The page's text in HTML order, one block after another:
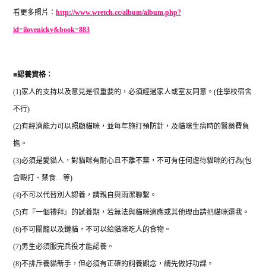
看更多照片： http://www.wretch.cc/album/album.php?
id=ilovenicky&book=883
■認養資格：
(1)家人的支持以及意見是很重要的，必須經過家人或室友同意。 (住學校宿舍
不行)
(2)有經濟能力可以照顧貓咪，並每年施打預防針，及貓咪生病時的醫藥費負
擔。
(3)必須是愛貓人，對貓咪有耐心且不離不棄，不可有任何虐待貓咪的行為(包
含毆打、禁食…等)
(4)不可以代替別人認養，請親自與雨潔聯繫。
(5)有『一個禮拜』的試養期，若無法與貓咪適應或其他理由請把貓咪還我。
(6)不可關籠以及鏈貓，不可以給貓咪吃人的食物。
(7)男生必須服完兵役才能認養。
(8)不排斥養貓新手，但必須有正確的飼養觀念，請先做好功課。